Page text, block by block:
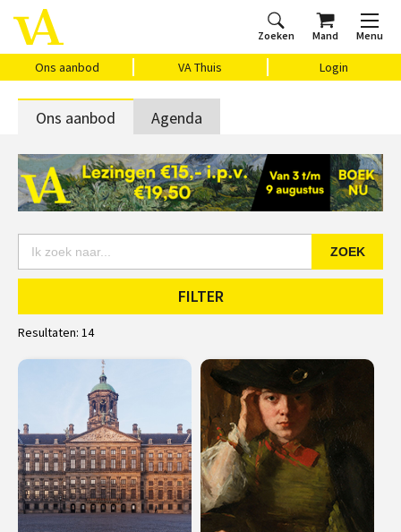
Zoeken Mand Menu
Ons aanbod VA Thuis Login
Home
Ons aanbod
Agenda
VAthuis
Over ons
Vragen?
Cadeaubon
Ons aanbod Agenda
ZOEK
FILTER
Resultaten: 14